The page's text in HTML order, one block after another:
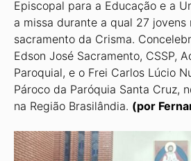
Episcopal para a Educação e a
a missa durante a qual 27 jovens
sacramento da Crisma.
Edson José Sacramento, CSSP,
Paroquial, e o Frei Carlos Lúcio
Pároco da Paróquia Santa Cruz,
na Região Brasilândia. (por